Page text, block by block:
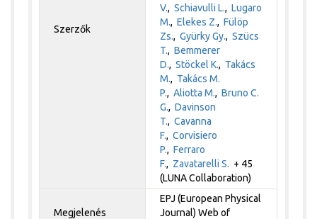
Szerzők
V.,Schiavulli L.,Lugaro
M.,Elekes Z.,Fülöp
Zs.,Gyürky Gy.,Szücs
T.,Bemmerer
D.,Stöckel K., Takács
M., Takács M.
P.,Aliotta M.,Bruno C.
G.,Davinson
T.,Cavanna
F.,Corvisiero
P.,Ferraro
F., Zavatarelli S. + 45
(LUNA Collaboration)
Megjelenés
EPJ (European Physical
Journal) Web of